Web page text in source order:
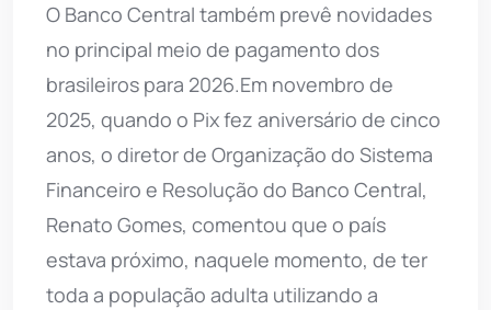
O Banco Central também prevê novidades
no principal meio de pagamento dos
brasileiros para 2026.Em novembro de
2025, quando o Pix fez aniversário de cinco
anos, o diretor de Organização do Sistema
Financeiro e Resolução do Banco Central,
Renato Gomes, comentou que o país
estava próximo, naquele momento, de ter
toda a população adulta utilizando a